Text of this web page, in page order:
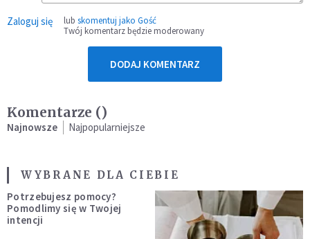
Zaloguj się lub skomentuj jako Gość
Twój komentarz będzie moderowany
DODAJ KOMENTARZ
Komentarze ()
Najnowsze Najpopularniejsze
WYBRANE DLA CIEBIE
Potrzebujesz pomocy?
Pomodlimy się w Twojej
intencji